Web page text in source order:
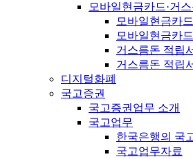
모바일현금카드·거
모바일현금카
모바일현금카
거스름돈 적립
거스름돈 적립
디지털화폐
국고증권
국고증권업무 소개
국고업무
한국은행의 국
국고업무자료